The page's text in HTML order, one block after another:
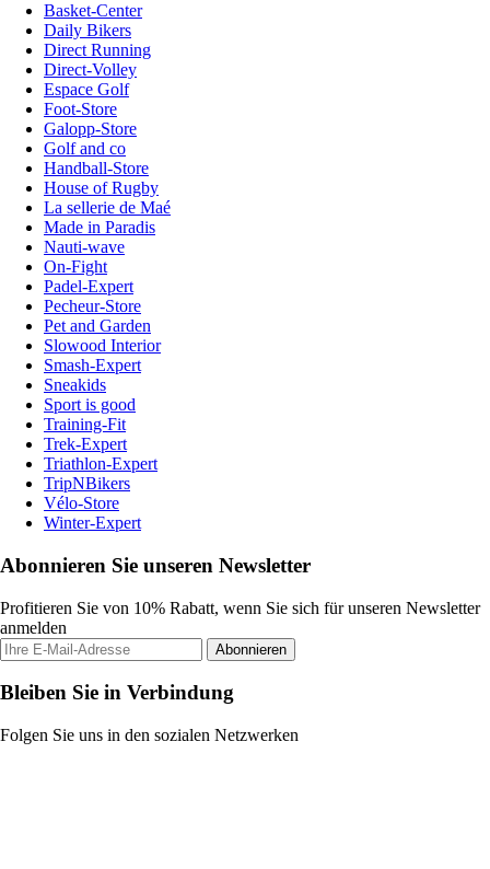
Basket-Center
Daily Bikers
Direct Running
Direct-Volley
Espace Golf
Foot-Store
Galopp-Store
Golf and co
Handball-Store
House of Rugby
La sellerie de Maé
Made in Paradis
Nauti-wave
On-Fight
Padel-Expert
Pecheur-Store
Pet and Garden
Slowood Interior
Smash-Expert
Sneakids
Sport is good
Training-Fit
Trek-Expert
Triathlon-Expert
TripNBikers
Vélo-Store
Winter-Expert
Abonnieren Sie unseren Newsletter
Profitieren Sie von 10% Rabatt, wenn Sie sich für unseren Newsletter
anmelden
Abonnieren
Bleiben Sie in Verbindung
Folgen Sie uns in den sozialen Netzwerken